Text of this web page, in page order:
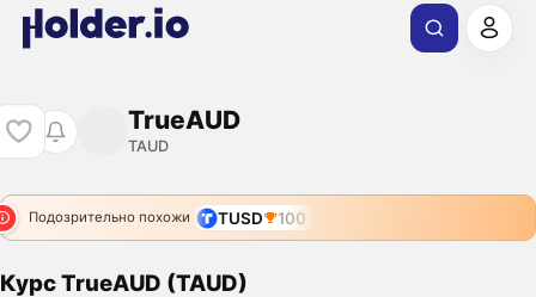
TrueAUD
TAUD
Подозрительно похожи TUSD 100
Курс TrueAUD (TAUD)